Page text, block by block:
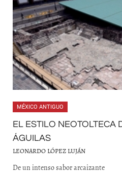
MÉXICO ANTIGUO
EL ESTILO NEOTOLTECA
ÁGUILAS
LEONARDO LÓPEZ LUJÁN
De un intenso sabor arcaizante